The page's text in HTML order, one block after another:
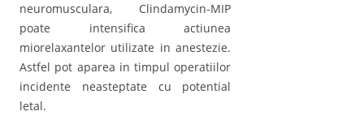
neuromusculara, Clindamycin-MIP
poate intensifica actiunea
miorelaxantelor utilizate in anestezie.
Astfel pot aparea in timpul operatiilor
incidente neasteptate cu potential
letal.